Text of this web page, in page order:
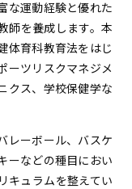
な運動経験と優れた
師を養成します。本
体育科教育法をはじ
ーツリスクマネジメ
クス、学校保健学な
レーボール、バスケ
ーなどの種目におい
キュラムを整えてい